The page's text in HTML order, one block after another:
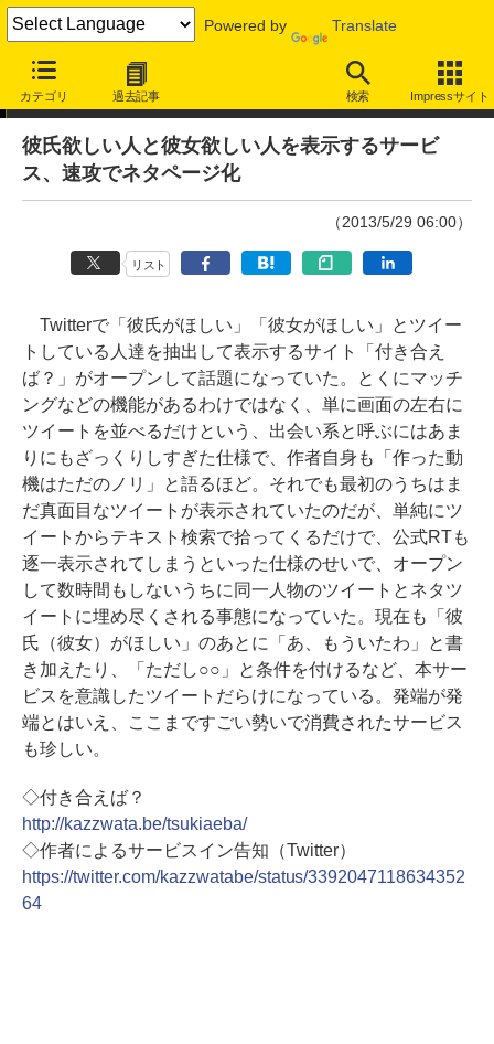
Powered by Translate
カテゴリ 過去記事 検索 Impressサイト
やじうまWatch
彼氏欲しい人と彼女欲しい人を表示するサービ
ス、速攻でネタページ化
（2013/5/29 06:00）
リスト
Twitterで「彼氏がほしい」「彼女がほしい」とツイー
トしている人達を抽出して表示するサイト「付き合え
ば？」がオープンして話題になっていた。とくにマッチ
ングなどの機能があるわけではなく、単に画面の左右に
ツイートを並べるだけという、出会い系と呼ぶにはあま
りにもざっくりしすぎた仕様で、作者自身も「作った動
機はただのノリ」と語るほど。それでも最初のうちはま
だ真面目なツイートが表示されていたのだが、単純にツ
イートからテキスト検索で拾ってくるだけで、公式RTも
逐一表示されてしまうといった仕様のせいで、オープン
して数時間もしないうちに同一人物のツイートとネタツ
イートに埋め尽くされる事態になっていた。現在も「彼
氏（彼女）がほしい」のあとに「あ、もういたわ」と書
き加えたり、「ただし○○」と条件を付けるなど、本サー
ビスを意識したツイートだらけになっている。発端が発
端とはいえ、ここまですごい勢いで消費されたサービス
も珍しい。
◇付き合えば？
http://kazzwata.be/tsukiaeba/
◇作者によるサービスイン告知（Twitter）
https://twitter.com/kazzwatabe/status/3392047118634352
64